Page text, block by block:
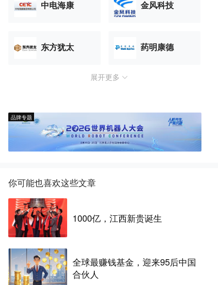
中电海康 金风科技
东方犹太 药明康德
展开更多
品牌专题
你可能也喜欢这些文章
1000亿，江西新贵诞生
全球最赚钱基金，迎来95后中国
合伙人